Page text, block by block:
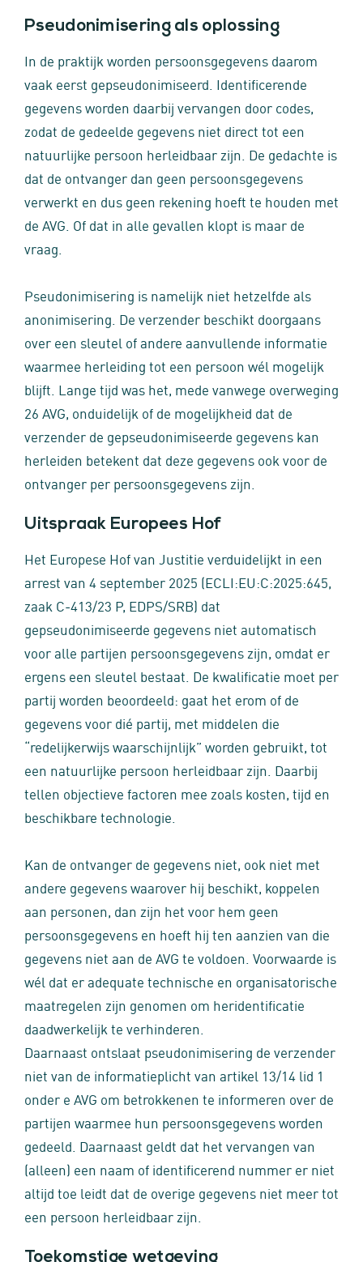
Pseudonimisering als oplossing
In de praktijk worden persoonsgegevens daarom
vaak eerst gepseudonimiseerd. Identificerende
gegevens worden daarbij vervangen door codes,
zodat de gedeelde gegevens niet direct tot een
natuurlijke persoon herleidbaar zijn. De gedachte is
dat de ontvanger dan geen persoonsgegevens
verwerkt en dus geen rekening hoeft te houden met
de AVG. Of dat in alle gevallen klopt is maar de
vraag.
Pseudonimisering is namelijk niet hetzelfde als
anonimisering. De verzender beschikt doorgaans
over een sleutel of andere aanvullende informatie
waarmee herleiding tot een persoon wél mogelijk
blijft. Lange tijd was het, mede vanwege overweging
26 AVG, onduidelijk of de mogelijkheid dat de
verzender de gepseudonimiseerde gegevens kan
herleiden betekent dat deze gegevens ook voor de
ontvanger per persoonsgegevens zijn.
Uitspraak Europees Hof
Het Europese Hof van Justitie verduidelijkt in een
arrest van 4 september 2025 (ECLI:EU:C:2025:645,
zaak C‑413/23 P, EDPS/SRB) dat
gepseudonimiseerde gegevens niet automatisch
voor alle partijen persoonsgegevens zijn, omdat er
ergens een sleutel bestaat. De kwalificatie moet per
partij worden beoordeeld: gaat het erom of de
gegevens voor dié partij, met middelen die
“redelijkerwijs waarschijnlijk” worden gebruikt, tot
een natuurlijke persoon herleidbaar zijn. Daarbij
tellen objectieve factoren mee zoals kosten, tijd en
beschikbare technologie.
Kan de ontvanger de gegevens niet, ook niet met
andere gegevens waarover hij beschikt, koppelen
aan personen, dan zijn het voor hem geen
persoonsgegevens en hoeft hij ten aanzien van die
gegevens niet aan de AVG te voldoen. Voorwaarde is
wél dat er adequate technische en organisatorische
maatregelen zijn genomen om heridentificatie
daadwerkelijk te verhinderen.
Daarnaast ontslaat pseudonimisering de verzender
niet van de informatieplicht van artikel 13/14 lid 1
onder e AVG om betrokkenen te informeren over de
partijen waarmee hun persoonsgegevens worden
gedeeld. Daarnaast geldt dat het vervangen van
(alleen) een naam of identificerend nummer er niet
altijd toe leidt dat de overige gegevens niet meer tot
een persoon herleidbaar zijn.
Toekomstige wetgeving